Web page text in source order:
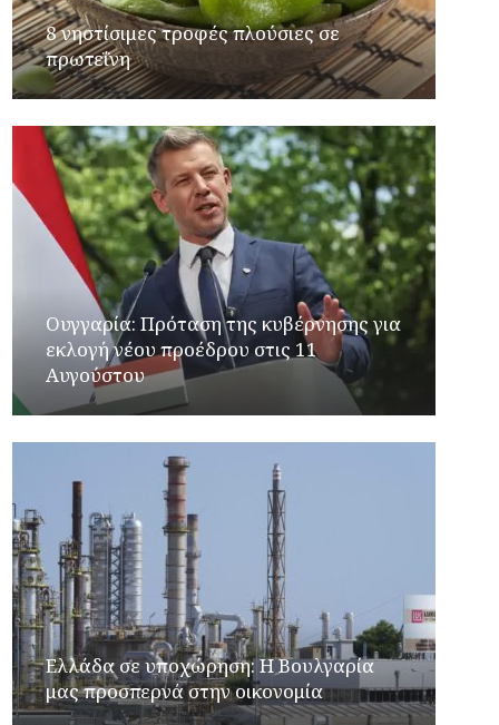
8 νηστίσιμες τροφές πλούσιες σε
πρωτεΐνη
Ουγγαρία: Πρόταση της κυβέρνησης για
εκλογή νέου προέδρου στις 11
Αυγούστου
Ελλάδα σε υποχώρηση: Η Βουλγαρία
μας προσπερνά στην οικονομία